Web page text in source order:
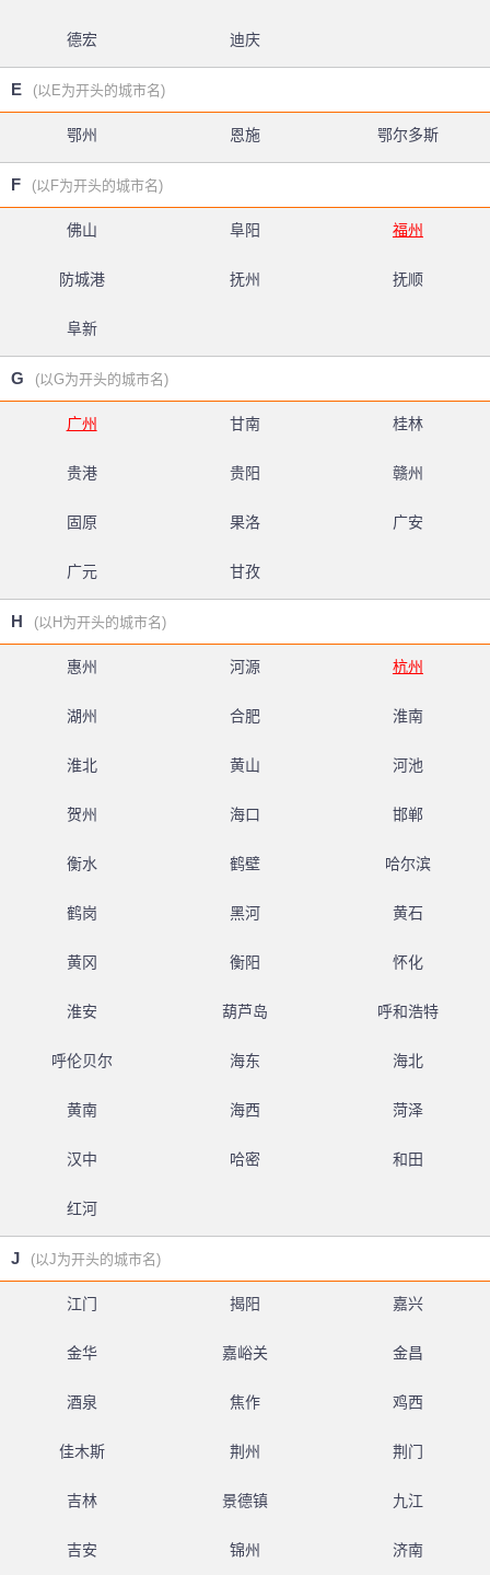
德宏 迪庆
E (以E为开头的城市名)
鄂州 恩施 鄂尔多斯
F (以F为开头的城市名)
佛山 阜阳 福州
防城港 抚州 抚顺
阜新
G (以G为开头的城市名)
广州 甘南 桂林
贵港 贵阳 赣州
固原 果洛 广安
广元 甘孜
H (以H为开头的城市名)
惠州 河源 杭州
湖州 合肥 淮南
淮北 黄山 河池
贺州 海口 邯郸
衡水 鹤壁 哈尔滨
鹤岗 黑河 黄石
黄冈 衡阳 怀化
淮安 葫芦岛 呼和浩特
呼伦贝尔 海东 海北
黄南 海西 菏泽
汉中 哈密 和田
红河
J (以J为开头的城市名)
江门 揭阳 嘉兴
金华 嘉峪关 金昌
酒泉 焦作 鸡西
佳木斯 荆州 荆门
吉林 景德镇 九江
吉安 锦州 济南